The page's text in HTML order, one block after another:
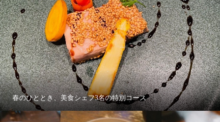
春のひととき、美食シェフ3名の特別コース